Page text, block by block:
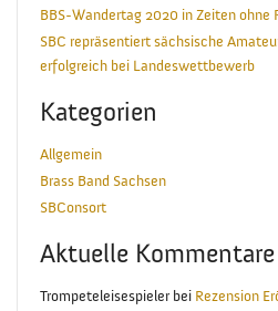
BBS-Wandertag 2020 in Zeiten ohne
SBC repräsentiert sächsische
erfolgreich bei Landeswettbewerb
Kategorien
Allgemein
Brass Band Sachsen
SBConsort
Aktuelle Kommentare
Trompeteleisespieler bei Rezension